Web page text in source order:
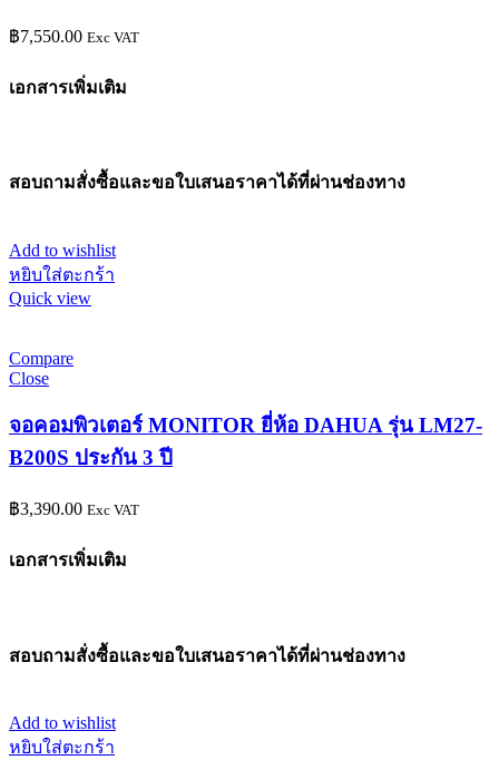
฿7,550.00 Exc VAT
เอกสารเพิ่มเติม
สอบถามสั่งซื้อและขอใบเสนอราคาได้ที่ผ่านช่องทาง
Add to wishlist
หยิบใส่ตะกร้า
Quick view
Compare
Close
จอคอมพิวเตอร์ MONITOR ยี่ห้อ DAHUA รุ่น LM27-
B200S ประกัน 3 ปี
฿3,390.00 Exc VAT
เอกสารเพิ่มเติม
สอบถามสั่งซื้อและขอใบเสนอราคาได้ที่ผ่านช่องทาง
Add to wishlist
หยิบใส่ตะกร้า